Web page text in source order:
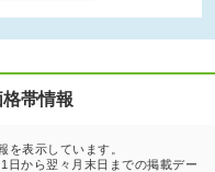
帯情報
を表示しています。
日から翌々月末日までの掲載デー